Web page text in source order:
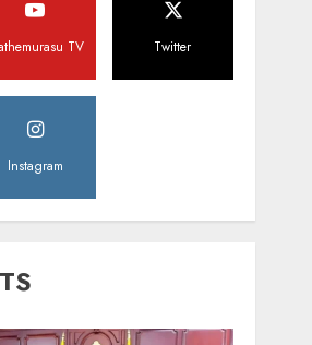
TV Twitter
Instagram